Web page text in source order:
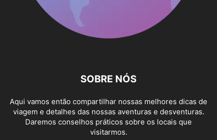
SOBRE NÓS
Aqui vamos então compartilhar nossas melhores dicas de
viagem e detalhes das nossas aventuras e desventuras.
Daremos conselhos práticos sobre os locais que
visitarmos.